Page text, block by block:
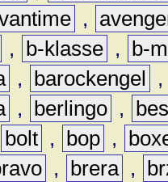
,
, b-klasse ,
b-
, barockengel
, berlingo ,
bolt , bop ,
, brera ,